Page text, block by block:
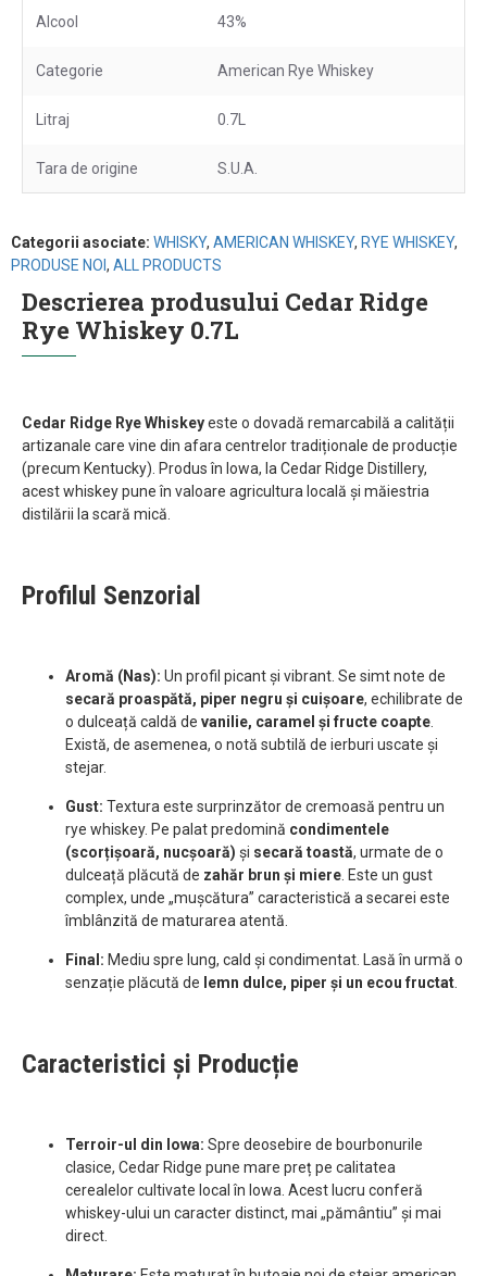
Alcool 43%
Categorie American Rye Whiskey
Litraj 0.7L
Tara de origine S.U.A.
Categorii asociate: WHISKY, AMERICAN WHISKEY, RYE WHISKEY,
PRODUSE NOI , ALL PRODUCTS
Descrierea produsului Cedar Ridge
Rye Whiskey 0.7L
Cedar Ridge Rye Whiskeyeste o dovadă remarcabilă a calității
artizanale care vine din afara centrelor tradiționale de producție
(precum Kentucky). Produs în Iowa, la Cedar Ridge Distillery,
acest whiskey pune în valoare agricultura locală și măiestria
distilării la scară mică.
Profilul Senzorial
Aromă (Nas): Un profil picant și vibrant. Se simt note de
secară proaspătă, piper negru și cuișoare, echilibrate de
o dulceață caldă de vanilie, caramel și fructe coapte.
Există, de asemenea, o notă subtilă de ierburi uscate și
stejar.
Gust: Textura este surprinzător de cremoasă pentru un
rye whiskey. Pe palat predomină condimentele
(scorțișoară, nucșoară) și secară toastă, urmate de o
dulceață plăcută de zahăr brun și miere. Este un gust
complex, unde „mușcătura” caracteristică a secarei este
îmblânzită de maturarea atentă.
Final: Mediu spre lung, cald și condimentat. Lasă în urmă o
senzație plăcută de lemn dulce, piper și un ecou fructat.
Caracteristici și Producție
Terroir-ul din Iowa: Spre deosebire de bourbonurile
clasice, Cedar Ridge pune mare preț pe calitatea
cerealelor cultivate local în Iowa. Acest lucru conferă
whiskey-ului un caracter distinct, mai „pământiu” și mai
direct.